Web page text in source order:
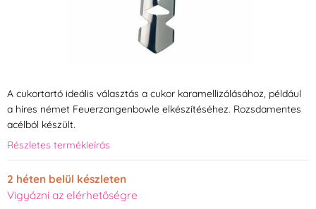
A cukortartó ideális választás a cukor karamellizálásához, például
a híres német Feuerzangenbowle elkészítéséhez. Rozsdamentes
acélból készült.
Részletes termékleírás
2 héten belül készleten
Vigyázni az elérhetőségre